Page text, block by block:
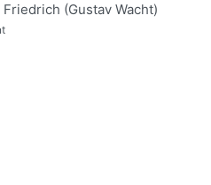
(Gustav Wacht)